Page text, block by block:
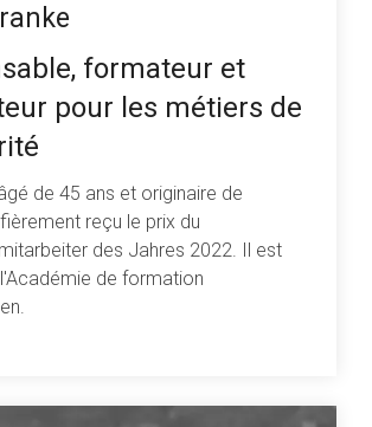
formateur et
pour les métiers de
de 45 ans et originaire de
reçu le prix du
des Jahres 2022. Il est
de formation